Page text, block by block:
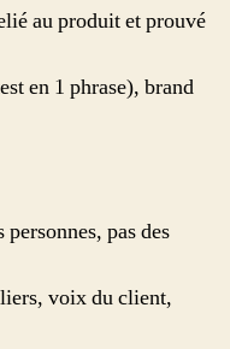
au produit et prouvé
en 1 phrase), brand
pas des
voix du client,